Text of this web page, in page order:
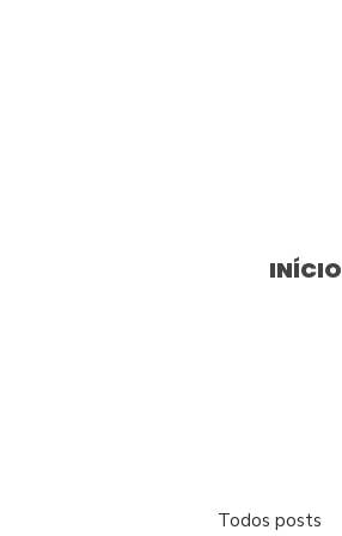
INÍCIO
Todos posts